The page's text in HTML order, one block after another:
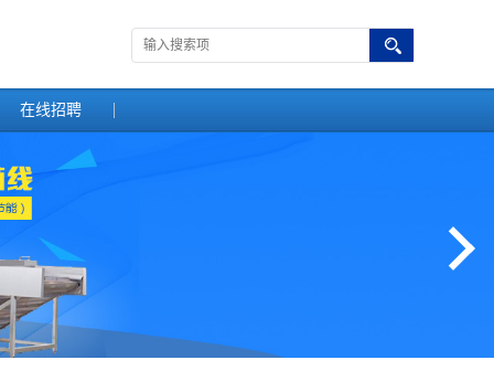
在线招聘